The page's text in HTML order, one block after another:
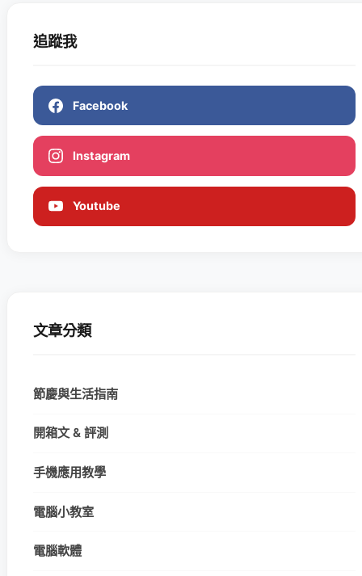
追蹤我
Facebook
Instagram
Youtube
文章分類
節慶與生活指南
開箱文 & 評測
手機應用教學
電腦小教室
電腦軟體